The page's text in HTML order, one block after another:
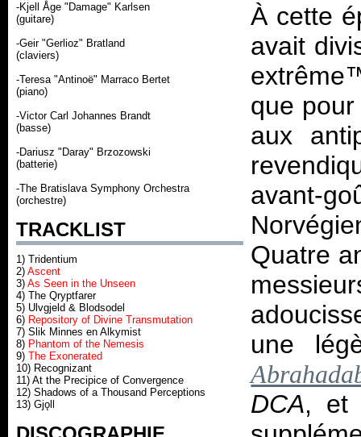
-Kjell Åge "Damage" Karlsen
(guitare)
-Geir "Gerlioz" Bratland
(claviers)
-Teresa "Antinoë" Marraco Bertet
(piano)
-Victor Carl Johannes Brandt
(basse)
-Dariusz "Daray" Brzozowski
(batterie)
-The Bratislava Symphony Orchestra
(orchestre)
TRACKLIST
1) Tridentium
2) Ascent
3) As Seen in the Unseen
4) The Qryptfarer
5) Ulvgjeld & Blodsodel
6) Repository of Divine Transmutation
7) Slik Minnes en Alkymist
8) Phantom of the Nemesis
9) The Exonerated
10) Recognizant
11) At the Precipice of Convergence
12) Shadows of a Thousand Perceptions
13) Gjǫll
À cette
avait
que
aux
avant-
Quatre
une
DCA, et